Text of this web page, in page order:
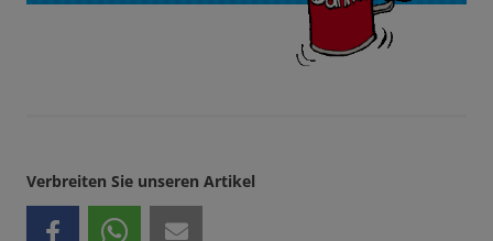
Verbreiten Sie unseren Artikel